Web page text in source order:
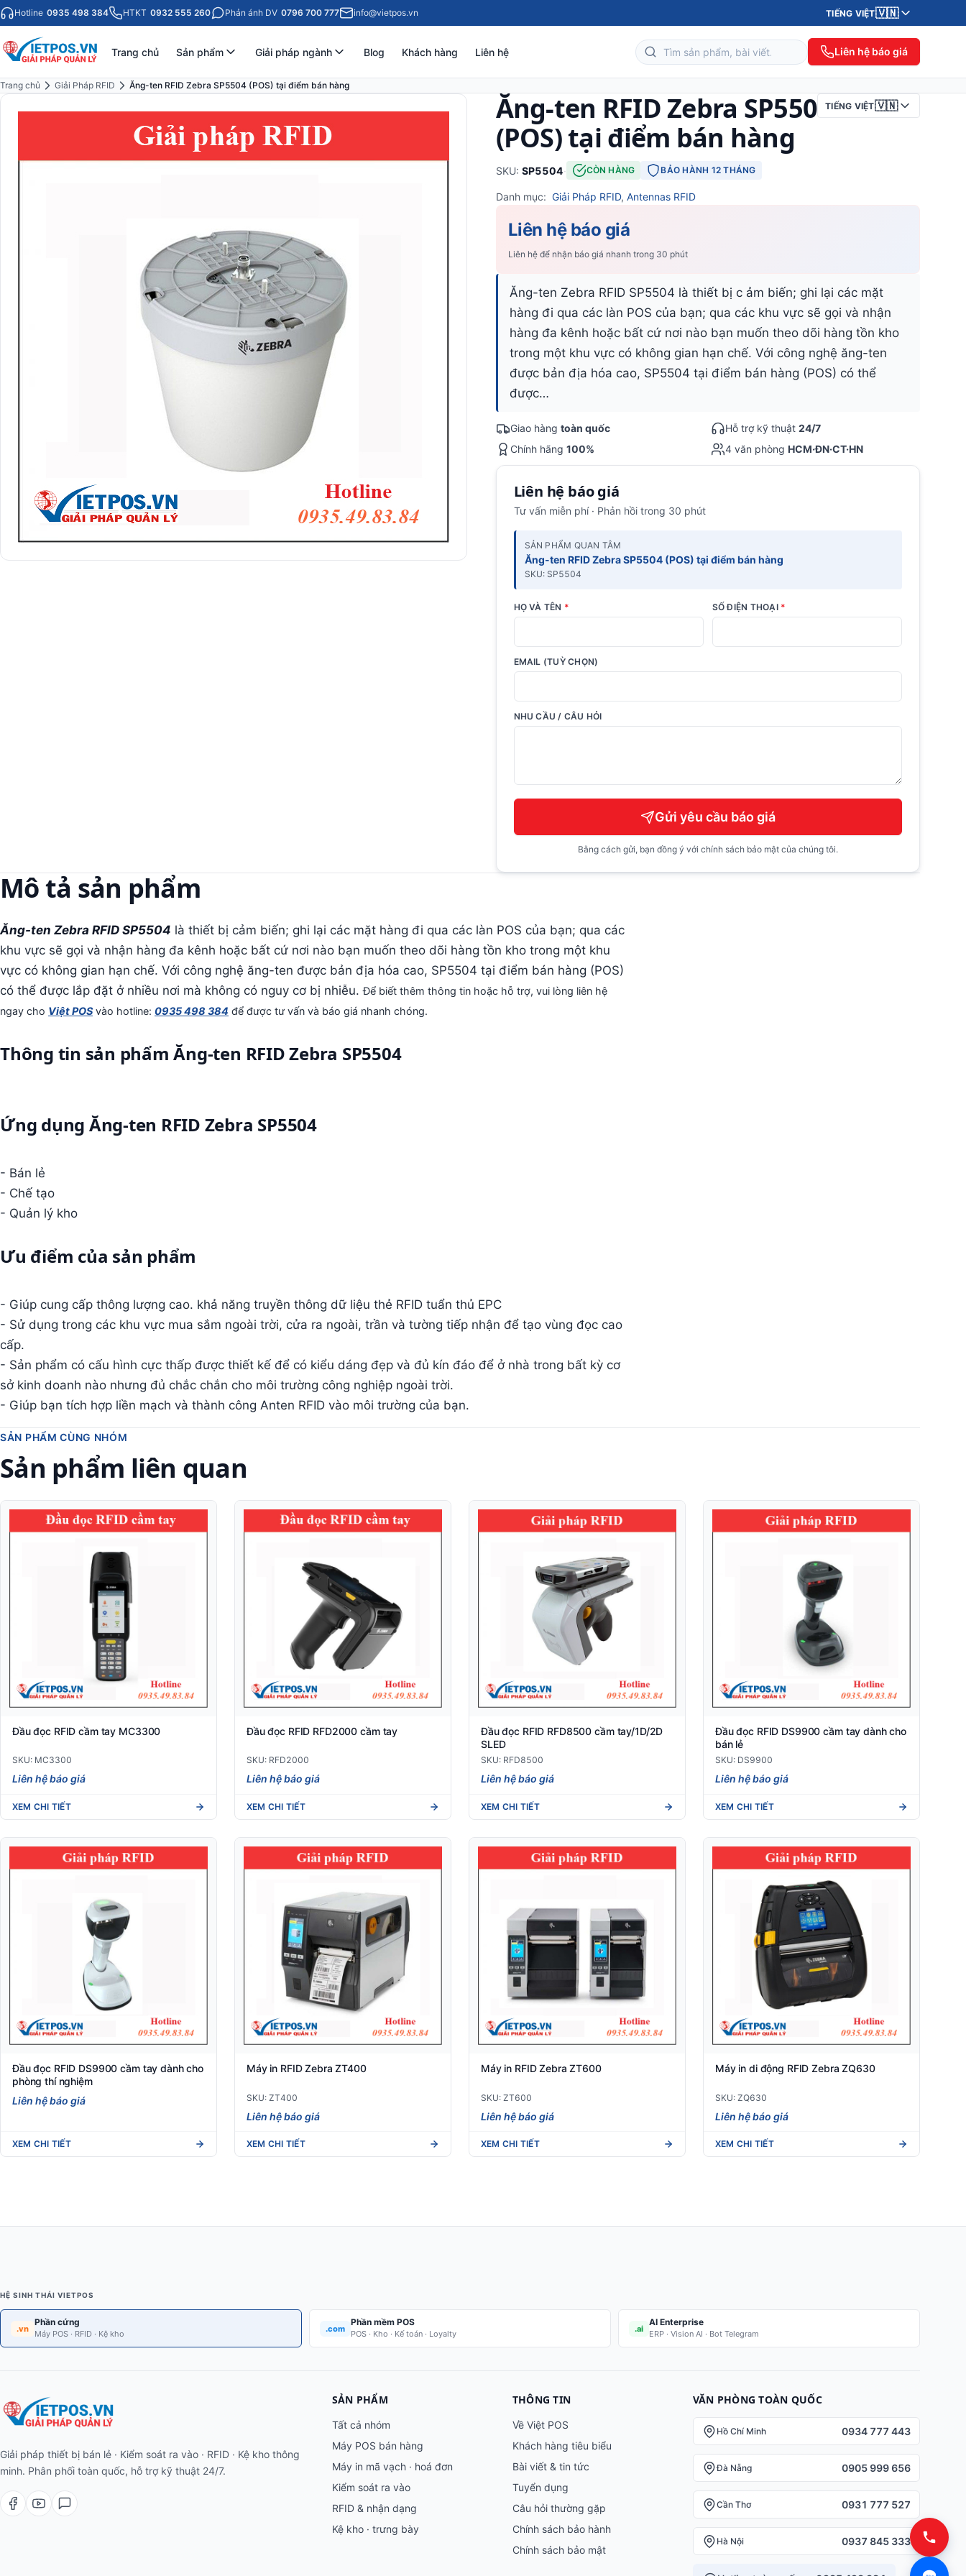
Hotline 0935 498 384 HTKT 0932 555 260 Phản ánh DV 0796 700 777 info@vietpos.vn TIẾNG VIỆT🇻🇳
Trang chủ Sản phẩm Giải pháp ngành Blog Khách hàng Liên hệ Liên hệ báo giá
Trang chủ Giải Pháp RFID
Ăng-ten RFID Zebra SP5504 (POS) tại điểm bán hàng
TIẾNG VIỆT🇻🇳
Ăng-ten RFID Zebra SP5504
(POS) tại điểm bán hàng
SKU: SP5504· CÒN HÀNG BẢO HÀNH 12 THÁNG
Danh mục: Giải Pháp RFID, Antennas RFID
Liên hệ báo giá
Liên hệ để nhận báo giá nhanh trong 30 phút
Ăng-ten Zebra RFID SP5504 là thiết bị c ảm biến; ghi lại các mặt
hàng đi qua các làn POS của bạn; qua các khu vực sẽ gọi và nhận
hàng đa kênh hoặc bất cứ nơi nào bạn muốn theo dõi hàng tồn kho
trong một khu vực có không gian hạn chế. Với công nghệ ăng-ten
được bản địa hóa cao, SP5504 tại điểm bán hàng (POS) có thể
được…
Giao hàng toàn quốc Hỗ trợ kỹ thuật 24/7
Chính hãng 100% 4 văn phòng HCM·ĐN·CT·HN
Liên hệ báo giá
Tư vấn miễn phí · Phản hồi trong 30 phút
SẢN PHẨM QUAN TÂM
Ăng-ten RFID Zebra SP5504 (POS) tại điểm bán hàng
SKU: SP5504
HỌ VÀ TÊN * SỐ ĐIỆN THOẠI *
EMAIL (TUỲ CHỌN)
NHU CẦU / CÂU HỎI
Gửi yêu cầu báo giá
Bằng cách gửi, bạn đồng ý với chính sách bảo mật của chúng tôi.
Mô tả sản phẩm
Ăng-ten Zebra RFID SP5504 là thiết bị cảm biến; ghi lại các mặt hàng đi qua các làn POS của bạn; qua các
khu vực sẽ gọi và nhận hàng đa kênh hoặc bất cứ nơi nào bạn muốn theo dõi hàng tồn kho trong một khu
vực có không gian hạn chế. Với công nghệ ăng-ten được bản địa hóa cao, SP5504 tại điểm bán hàng (POS)
có thể được lắp đặt ở nhiều nơi mà không có nguy cơ bị nhiễu.Để biết thêm thông tin hoặc hỗ trợ, vui lòng liên hệ
ngay cho Việt POSvào hotline: 0935 498 384 để được tư vấn và báo giá nhanh chóng.
Thông tin sản phẩm Ăng-ten RFID Zebra SP5504
Ứng dụng Ăng-ten RFID Zebra SP5504
- Bán lẻ
- Chế tạo
- Quản lý kho
Ưu điểm của sản phẩm
- Giúp cung cấp thông lượng cao. khả năng truyền thông dữ liệu thẻ RFID tuẩn thủ EPC
- Sử dụng trong các khu vực mua sắm ngoài trời, cửa ra ngoài, trần và tường tiếp nhận để tạo vùng đọc cao
cấp.
- Sản phẩm có cấu hình cực thấp được thiết kế để có kiểu dáng đẹp và đủ kín đáo để ở nhà trong bất kỳ cơ
sở kinh doanh nào nhưng đủ chắc chắn cho môi trường công nghiệp ngoài trời.
- Giúp bạn tích hợp liền mạch và thành công Anten RFID vào môi trường của bạn.
SẢN PHẨM CÙNG NHÓM
Sản phẩm liên quan
Đầu đọc RFID cầm tay MC3300
SKU: MC3300
Liên hệ báo giá
XEM CHI TIẾT
Đầu đọc RFID RFD2000 cầm tay
SKU: RFD2000
Liên hệ báo giá
XEM CHI TIẾT
Đầu đọc RFID RFD8500 cầm tay/1D/2D
SLED
SKU: RFD8500
Liên hệ báo giá
XEM CHI TIẾT
Đầu đọc RFID DS9900 cầm tay dành cho
bán lẻ
SKU: DS9900
Liên hệ báo giá
XEM CHI TIẾT
Đầu đọc RFID DS9900 cầm tay dành cho
phòng thí nghiệm
Liên hệ báo giá
XEM CHI TIẾT
Máy in RFID Zebra ZT400
SKU: ZT400
Liên hệ báo giá
XEM CHI TIẾT
Máy in RFID Zebra ZT600
SKU: ZT600
Liên hệ báo giá
XEM CHI TIẾT
Máy in di động RFID Zebra ZQ630
SKU: ZQ630
Liên hệ báo giá
XEM CHI TIẾT
HỆ SINH THÁI VIETPOS
.vn
Phần cứng
Máy POS · RFID · Kệ kho
.com
Phần mềm POS
POS · Kho · Kế toán · Loyalty
.ai
AI Enterprise
ERP · Vision AI · Bot Telegram
Giải pháp thiết bị bán lẻ · Kiểm soát ra vào · RFID · Kệ kho thông
minh. Phân phối toàn quốc, hỗ trợ kỹ thuật 24/7.
SẢN PHẨM
Tất cả nhóm
Máy POS bán hàng
Máy in mã vạch · hoá đơn
Kiểm soát ra vào
RFID & nhận dạng
Kệ kho · trưng bày
THÔNG TIN
Về Việt POS
Khách hàng tiêu biểu
Bài viết & tin tức
Tuyển dụng
Câu hỏi thường gặp
Chính sách bảo hành
Chính sách bảo mật
VĂN PHÒNG TOÀN QUỐC
Hồ Chí Minh 0934 777 443
Đà Nẵng 0905 999 656
Cần Thơ 0931 777 527
Hà Nội 0937 845 333